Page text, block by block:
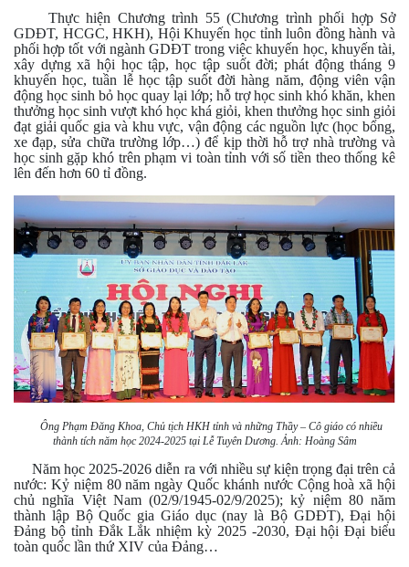
Thực hiện Chương trình 55 (Chương trình phối hợp Sở
GDĐT, HCGC, HKH), Hội Khuyến học tỉnh luôn đồng hành và
phối hợp tốt với ngành GDĐT trong việc khuyến học, khuyến tài,
xây dựng xã hội học tập, học tập suốt đời; phát động tháng 9
khuyến học, tuần lễ học tập suốt đời hàng năm, động viên vận
động học sinh bỏ học quay lại lớp; hỗ trợ học sinh khó khăn, khen
thưởng học sinh vượt khó học khá giỏi, khen thưởng học sinh giỏi
đạt giải quốc gia và khu vực, vận động các nguồn lực (học bổng,
xe đạp, sửa chữa trường lớp…) để kịp thời hỗ trợ nhà trường và
học sinh gặp khó trên phạm vi toàn tỉnh với số tiền theo thống kê
lên đến hơn 60 tỉ đồng.
Ông Phạm Đăng Khoa, Chủ tịch HKH tỉnh và những Thầy – Cô giáo có nhiều
thành tích năm học 2024-2025 tại Lễ Tuyên Dương. Ảnh: Hoàng Sâm
Năm học 2025-2026 diễn ra với nhiều sự kiện trọng đại trên cả
nước: Kỷ niệm 80 năm ngày Quốc khánh nước Cộng hoà xã hội
chủ nghĩa Việt Nam (02/9/1945-02/9/2025); kỷ niệm 80 năm
thành lập Bộ Quốc gia Giáo dục (nay là Bộ GDĐT), Đại hội
Đảng bộ tỉnh Đắk Lắk nhiệm kỳ 2025 -2030, Đại hội Đại biểu
toàn quốc lần thứ XIV của Đảng…